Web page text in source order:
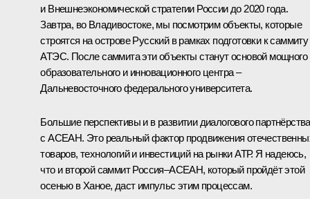
и Внешнеэкономической стратегии России до 2020 года.
Завтра, во Владивостоке, мы посмотрим объекты, которые
строятся на острове Русский в рамках подготовки к саммиту
АТЭС. После саммита эти объекты станут основой мощного
образовательного и инновационного центра –
Дальневосточного федерального университета.
Большие перспективы и в развитии диалогового партнёрства
с АСЕАН. Это реальный фактор продвижения
товаров, технологий и инвестиций на рынки АТР. Я надеюсь,
что и второй саммит Россия–АСЕАН, который пройдёт этой
осенью в Ханое, даст импульс этим процессам.